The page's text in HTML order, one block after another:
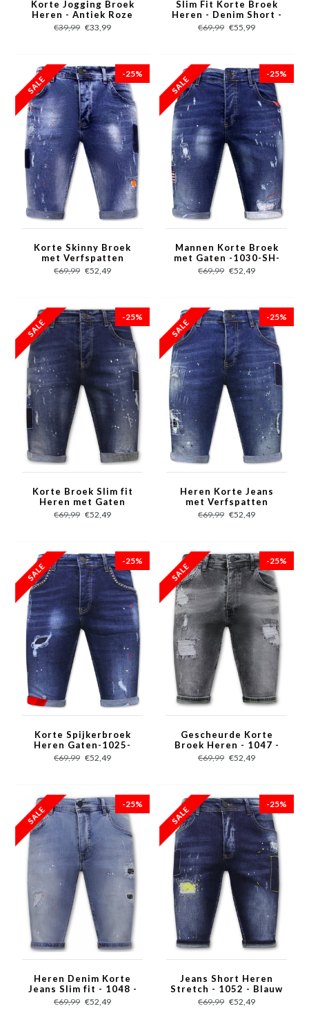
Korte Jogging Broek
Heren - Antiek Roze
€39,99 €33,99
Slim Fit Korte Broek
Heren - Denim Short -
Blauw
€69,99 €55,99
-25%
Korte Skinny Broek
met Verfspatten
Heren -1008-SH-
Blauw
€69,99 €52,49
-25%
Mannen Korte Broek
met Gaten -1030-SH-
Blauw
€69,99 €52,49
-25%
Korte Broek Slim fit
Heren met Gaten
-1026-SH- Blauw
€69,99 €52,49
-25%
Heren Korte Jeans
met Verfspatten
Stretch -1035-SH-
Blauw
€69,99 €52,49
-25%
Korte Spijkerbroek
Heren Gaten-1025-
SH- Blauw
€69,99 €52,49
-25%
Gescheurde Korte
Broek Heren - 1047 -
Grijs
€69,99 €52,49
-25%
Heren Denim Korte
Jeans Slim fit - 1048 -
Blauw
€69,99 €52,49
-25%
Jeans Short Heren
Stretch - 1052 - Blauw
€69,99 €52,49